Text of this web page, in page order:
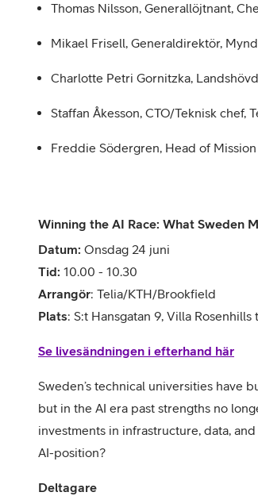
Thomas Nilsson, Generallöjtnant,
Mikael Frisell, Generaldirektör,
Charlotte Petri Gornitzka,
Staffan Åkesson, CTO/Teknisk chef,
Freddie Södergren, Head of
Winning the AI Race: What Sweden
Datum: Onsdag 24 juni
Tid: 10.00 - 10.30
Arrangör: Telia/KTH/Brookfield
Plats: S:t Hansgatan 9, Villa Rosenhills
Se livesändningen i efterhand här
Sweden’s technical universities have
but in the AI era past strengths no
investments in infrastructure, data,
AI-position?
Deltagare